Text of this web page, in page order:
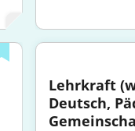
Lehrkraft
Deutsch,